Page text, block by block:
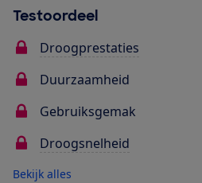
Testoordeel
Droogprestaties
Duurzaamheid
Gebruiksgemak
Droogsnelheid
Bekijk alles